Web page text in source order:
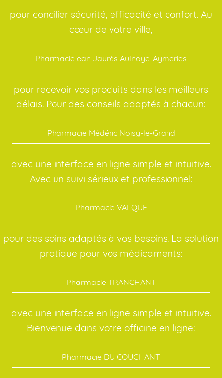
pour concilier sécurité, efficacité et confort. Au
cœur de votre ville,
Pharmacie ean Jaurès Aulnoye-Aymeries
pour recevoir vos produits dans les meilleurs
délais. Pour des conseils adaptés à chacun:
Pharmacie Médéric Noisy-le-Grand
avec une interface en ligne simple et intuitive.
Avec un suivi sérieux et professionnel:
Pharmacie VALQUE
pour des soins adaptés à vos besoins. La solution
pratique pour vos médicaments:
Pharmacie TRANCHANT
avec une interface en ligne simple et intuitive.
Bienvenue dans votre officine en ligne:
Pharmacie DU COUCHANT